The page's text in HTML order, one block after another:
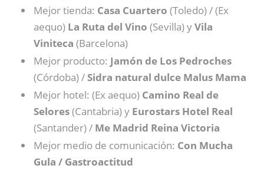
Mejor tienda: Casa Cuartero (Toledo) / (Ex
aequo) La Ruta del Vino (Sevilla) yVila
Viniteca (Barcelona)
Mejor producto: Jamón de Los Pedroches
(Córdoba) /Sidra natural dulce Malus Mama
Mejor hotel: (Ex aequo) Camino Real de
Selores(Cantabria) y Eurostars Hotel Real
(Santander) / Me Madrid Reina Victoria
Mejor medio de comunicación: Con Mucha
Gula / Gastroactitud